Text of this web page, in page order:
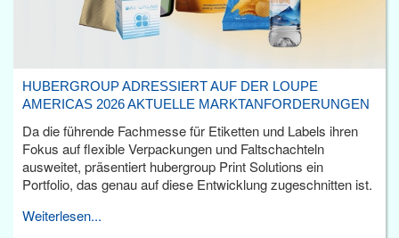
HUBERGROUP ADRESSIERT AUF DER LOUPE
AMERICAS 2026 AKTUELLE MARKTANFORDERUNGEN
Da die führende Fachmesse für Etiketten und Labels ihren
Fokus auf flexible Verpackungen und Faltschachteln
ausweitet, präsentiert hubergroup Print Solutions ein
Portfolio, das genau auf diese Entwicklung zugeschnitten ist.
Weiterlesen...